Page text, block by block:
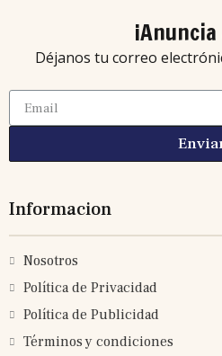
Déjanos tu correo
Informacion
Nosotros
Política de Privacidad
Política de Publicidad
Términos y condiciones